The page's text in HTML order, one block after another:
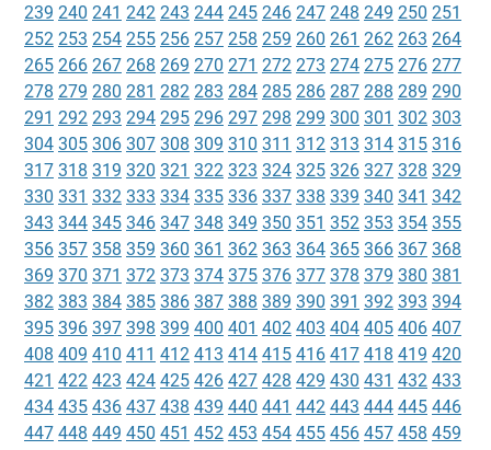
239 240 241 242 243 244 245 246 247 248 249 250 251
252 253 254 255 256 257 258 259 260 261 262 263 264
265 266 267 268 269 270 271 272 273 274 275 276 277
278 279 280 281 282 283 284 285 286 287 288 289 290
291 292 293 294 295 296 297 298 299 300 301 302 303
304 305 306 307 308 309 310 311 312 313 314 315 316
317 318 319 320 321 322 323 324 325 326 327 328 329
330 331 332 333 334 335 336 337 338 339 340 341 342
343 344 345 346 347 348 349 350 351 352 353 354 355
356 357 358 359 360 361 362 363 364 365 366 367 368
369 370 371 372 373 374 375 376 377 378 379 380 381
382 383 384 385 386 387 388 389 390 391 392 393 394
395 396 397 398 399 400 401 402 403 404 405 406 407
408 409 410 411 412 413 414 415 416 417 418 419 420
421 422 423 424 425 426 427 428 429 430 431 432 433
434 435 436 437 438 439 440 441 442 443 444 445 446
447 448 449 450 451 452 453 454 455 456 457 458 459